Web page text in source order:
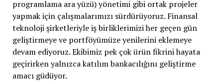
programlama ara yüzü) yönetimi gibi ortak projeler
yapmak için çalışmalarımızı sürdürüyoruz. Finansal
teknoloji şirketleriyle iş birliklerimizi her geçen gün
geliştirmeye ve portföyümüze yenilerini eklemeye
devam ediyoruz. Ekibimiz pek çok ürün fikrini hayata
geçirirken yalnızca katılım bankacılığını geliştirme
amacı güdüyor.